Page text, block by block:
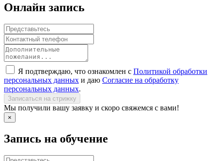
Онлайн запись
Я подтверждаю, что ознакомлен с Политикой обработки
персональных данных и даю Согласие на обработку
персональных данных.
Записаться на стрижку
Мы получили вашу заявку и скоро свяжемся с вами!
×
Запись на обучение